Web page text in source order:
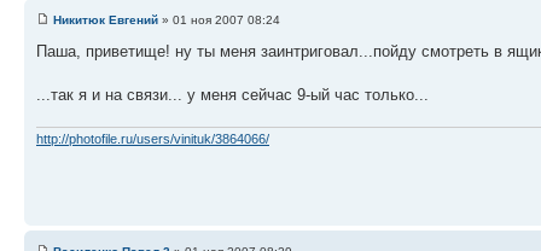
Никитюк Евгений » 01 ноя 2007 08:24
Паша, приветище! ну ты меня заинтриговал...пойду смотреть в
...так я и на связи... у меня сейчас 9-ый час только...
http://photofile.ru/users/vinituk/3864066/